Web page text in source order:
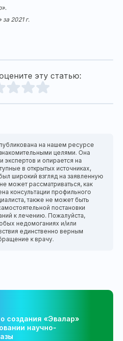
2021 г.
эту статью:
на нашем ресурсе
целями. Она
экспертов и опирается на
в открытых источниках,
широкий взгляд на заявленную
может рассматриваться, как
консультации профильного
также не может быть
постановки
к лечению. Пожалуйста,
недомоганиях и/или
единственно верным
к врачу.
создания «Эвалар»
научно-